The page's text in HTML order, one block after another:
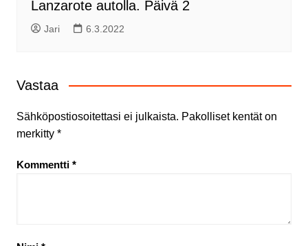
Lanzarote autolla. Päivä 2
Jari 6.3.2022
Vastaa
Sähköpostiosoitettasi ei julkaista. Pakolliset kentät on
merkitty *
Kommentti *